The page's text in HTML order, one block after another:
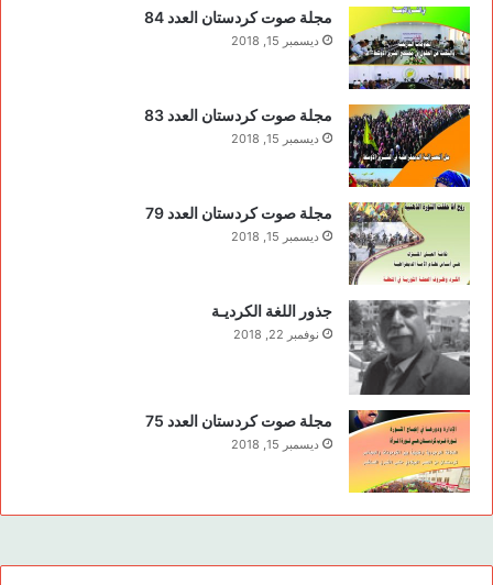
مجلة صوت كردستان العدد 84
ديسمبر 15, 2018
مجلة صوت كردستان العدد 83
ديسمبر 15, 2018
مجلة صوت كردستان العدد 79
ديسمبر 15, 2018
جذور اللغة الكرديـة
نوفمبر 22, 2018
مجلة صوت كردستان العدد 75
ديسمبر 15, 2018